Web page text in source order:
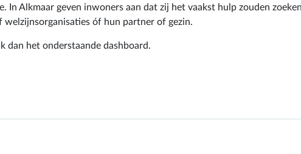
Alkmaar geven inwoners aan dat zij het vaakst hulp zouden
óf hun partner of gezin.
dan het onderstaande dashboard.